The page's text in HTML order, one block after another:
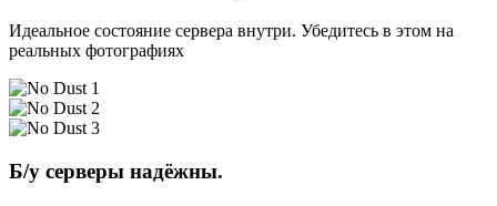
Идеальное состояние сервера внутри. Убедитесь в этом на
реальных фотографиях
Б/у серверы надёжны.